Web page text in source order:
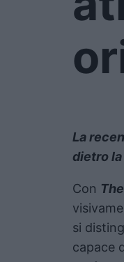
La
dietro
Con
si
capace